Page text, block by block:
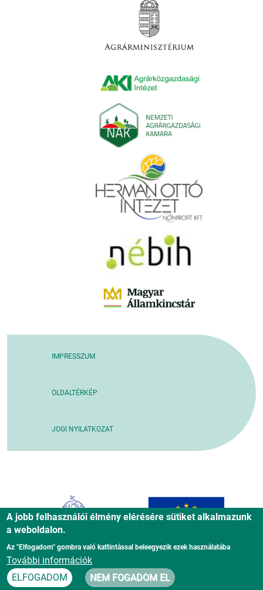
IMPRESSZUM
OLDALTÉRKÉP
JOGI NYILATKOZAT
A jobb felhasználói élmény elérésére sütiket alkalmazunk
a weboldalon.
Az "Elfogadom" gombra való kattintással beleegyezik ezek használatába
További információk
ELFOGADOM
NEM FOGADOM EL